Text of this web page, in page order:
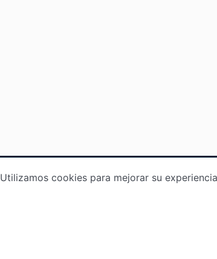
Utilizamos cookies para mejorar su